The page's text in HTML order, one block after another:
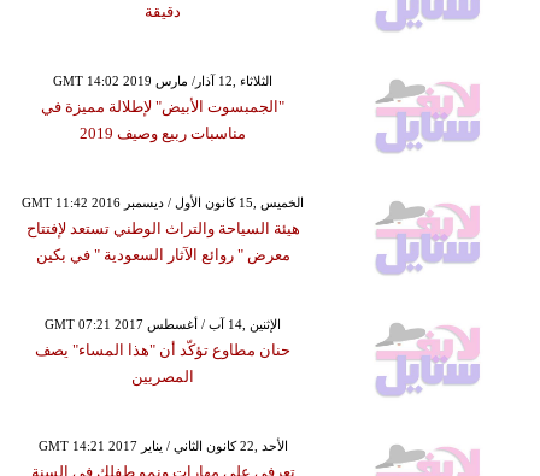
دقيقة
GMT 14:02 2019 الثلاثاء ,12 آذار/ مارس
"الجمبسوت الأبيض" لإطلالة مميزة في
مناسبات ربيع وصيف 2019
GMT 11:42 2016 الخميس ,15 كانون الأول / ديسمبر
هيئة السياحة والتراث الوطني تستعد لإفتتاح
معرض " روائع الآثار السعودية " في بكين
GMT 07:21 2017 الإثنين ,14 آب / أغسطس
حنان مطاوع تؤكّد أن "هذا المساء" يصف
المصريين
GMT 14:21 2017 الأحد ,22 كانون الثاني / يناير
تعرفى على مهارات ونمو طفلك فى السنة